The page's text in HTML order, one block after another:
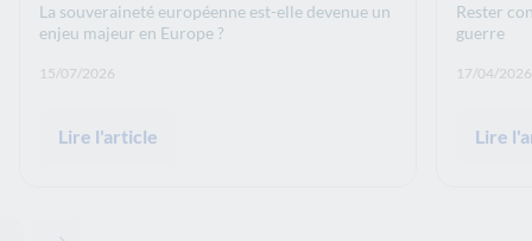
La souveraineté européenne est-elle devenue un
enjeu majeur en Europe ?
Date de publication: :
15/07/2026
Lire l'article
Rester
guerre
Date de
17/04/2026
Lire